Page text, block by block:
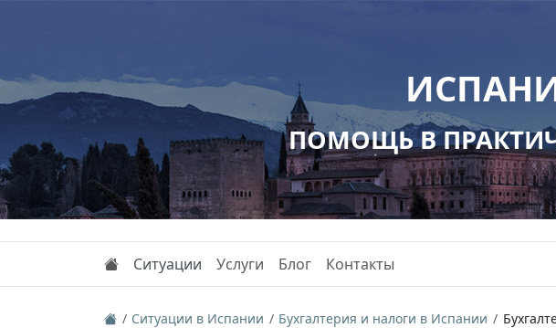
ПОМОЩЬ В
Ситуации Услуги Блог Контакты
Ситуации в Испании Бухгалтерия и налоги в Испании